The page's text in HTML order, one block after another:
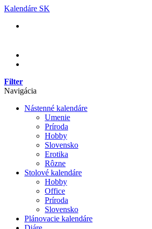
Skip
content
Kalendáre SK
Filter
Navigácia
Nástenné kalendáre
Umenie
Príroda
Hobby
Slovensko
Erotika
Rôzne
Stolové kalendáre
Hobby
Office
Príroda
Slovensko
Plánovacie kalendáre